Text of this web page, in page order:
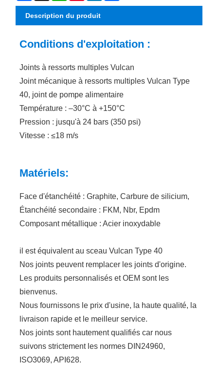
Description du produit
Conditions d'exploitation :
Joints à ressorts multiples Vulcan
Joint mécanique à ressorts multiples Vulcan Type
40, joint de pompe alimentaire
Température : –30°C à +150°C
Pression : jusqu'à 24 bars (350 psi)
Vitesse : ≤18 m/s
Matériels:
Face d'étanchéité : Graphite, Carbure de silicium,
Étanchéité secondaire : FKM, Nbr, Epdm
Composant métallique : Acier inoxydable
il est équivalent au sceau Vulcan Type 40
Nos joints peuvent remplacer les joints d'origine.
Les produits personnalisés et OEM sont les
bienvenus.
Nous fournissons le prix d'usine, la haute qualité, la
livraison rapide et le meilleur service.
Nos joints sont hautement qualifiés car nous
suivons strictement les normes DIN24960,
ISO3069, API628.